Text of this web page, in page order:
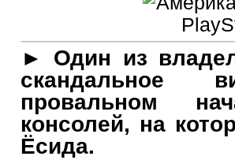
► Один из
скандальное
провальном
консолей, на
Ёсида.